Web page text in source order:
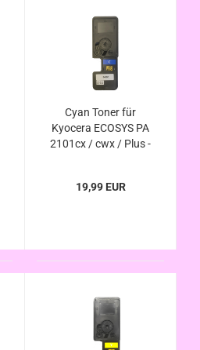
Cyan Toner für
Kyocera ECOSYS PA
2101cx / cwx / Plus -
19,99 EUR